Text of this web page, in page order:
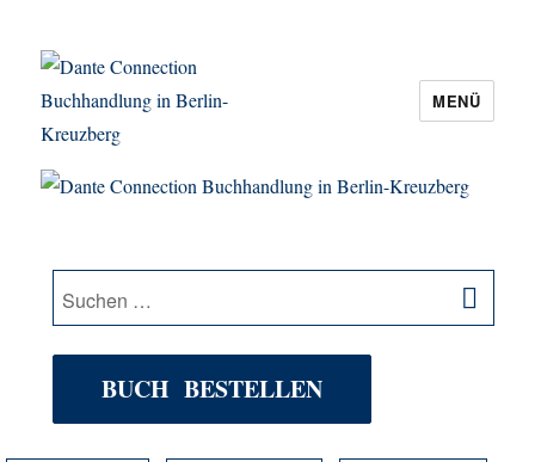
Dante Connection Buchhandlung in
MENÜ
Suche
nach:
BUCH BESTELLEN